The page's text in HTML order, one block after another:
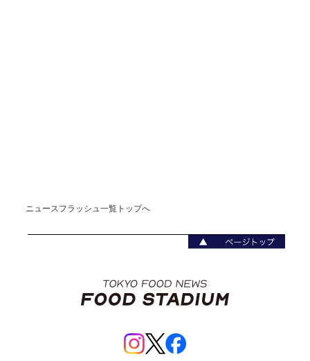
ニュースフラッシュ一覧トップへ